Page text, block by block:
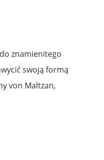
znamienitego
swoją formą
von Maltzan,